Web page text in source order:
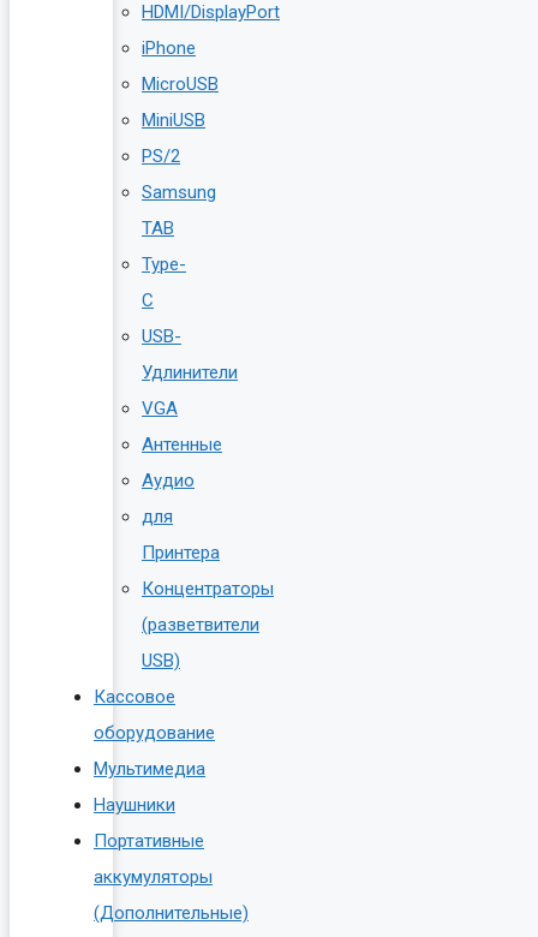
HDMI/DisplayPort
iPhone
MicroUSB
MiniUSB
PS/2
Samsung
TAB
Type-
C
USB-
Удлинители
VGA
Антенные
Аудио
для
Принтера
Концентраторы
(разветвители
USB)
Кассовое
оборудование
Мультимедиа
Наушники
Портативные
аккумуляторы
(Дополнительные)